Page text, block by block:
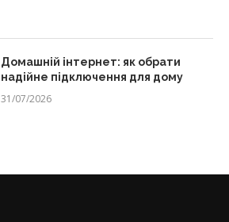
Домашній інтернет: як обрати
надійне підключення для дому
31/07/2026